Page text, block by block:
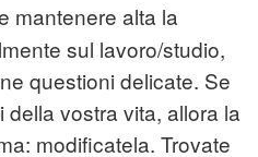
mantenere alta la
sul lavoro/studio,
questioni delicate. Se
vostra vita, allora la
modificatela. Trovate